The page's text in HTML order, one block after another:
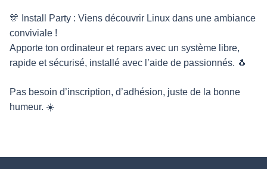
🎊 Install Party : Viens découvrir Linux dans une ambiance
conviviale !
Apporte ton ordinateur et repars avec un système libre,
rapide et sécurisé, installé avec l’aide de passionnés. 🐧
Pas besoin d’inscription, d’adhésion, juste de la bonne
humeur. ☀️